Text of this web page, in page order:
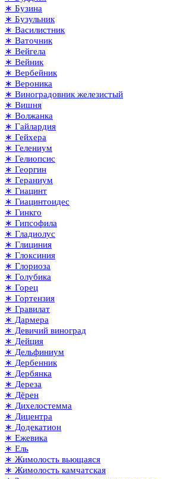
∗ Бузина
∗ Бузульник
∗ Василистник
∗ Ваточник
∗ Вейгела
∗ Вейник
∗ Вербейник
∗ Вероника
∗ Виноградовник железистый
∗ Вишня
∗ Волжанка
∗ Гайлардия
∗ Гейхера
∗ Гелениум
∗ Гелиопсис
∗ Георгин
∗ Гераниум
∗ Гиацинт
∗ Гиацинтоидес
∗ Гинкго
∗ Гипсофила
∗ Гладиолус
∗ Глициния
∗ Глоксиния
∗ Глориоза
∗ Голубика
∗ Горец
∗ Гортензия
∗ Гравилат
∗ Дармера
∗ Девичий виноград
∗ Дейция
∗ Дельфиниум
∗ Дербенник
∗ Дербянка
∗ Дереза
∗ Дёрен
∗ Дихелостемма
∗ Дицентра
∗ Додекатион
∗ Ежевика
∗ Ель
∗ Жимолость вьющаяся
∗ Жимолость камчатская